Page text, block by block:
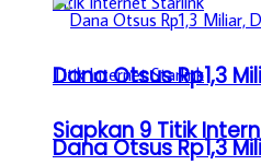
Dana Otsus Rp1,3
Siapkan 9 Titik
Dana Otsus Rp1,3